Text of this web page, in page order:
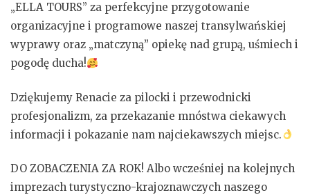
„ELLA TOURS” za perfekcyjne przygotowanie
organizacyjne i programowe naszej transylwańskiej
wyprawy oraz „matczyną” opiekę nad grupą, uśmiech i
pogodę ducha!
Dziękujemy Renacie za pilocki i przewodnicki
profesjonalizm, za przekazanie mnóstwa ciekawych
informacji i pokazanie nam najciekawszych miejsc.
DO ZOBACZENIA ZA ROK! Albo wcześniej na kolejnych
imprezach turystyczno-krajoznawczych naszego